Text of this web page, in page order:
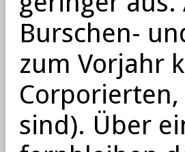
Burschen-
zum Vorjahr
sind). Über